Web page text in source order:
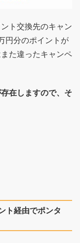
ト交換先のキャン
円分のポイントが
た違ったキャンペ
在しますので、そ
ト経由でポンタ